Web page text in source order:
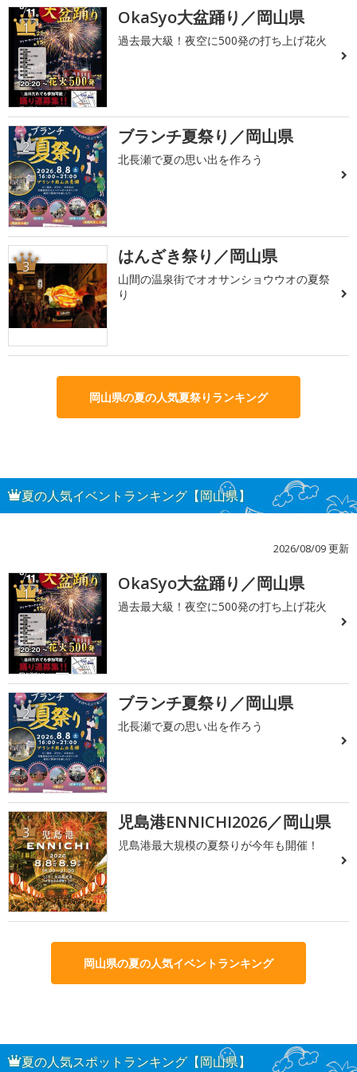
1 OkaSyo大盆踊り／岡山県
過去最大級！夜空に500発の打ち上げ花火
2 ブランチ夏祭り／岡山県
北長瀬で夏の思い出を作ろう
3 はんざき祭り／岡山県
山間の温泉街でオオサンショウウオの夏祭
り
岡山県の夏の人気夏祭りランキング
夏の人気イベントランキング【岡山県】
2026/08/09 更新
1 OkaSyo大盆踊り／岡山県
過去最大級！夜空に500発の打ち上げ花火
2 ブランチ夏祭り／岡山県
北長瀬で夏の思い出を作ろう
3 児島港ENNICHI2026／岡山県
児島港最大規模の夏祭りが今年も開催！
岡山県の夏の人気イベントランキング
夏の人気スポットランキング【岡山県】